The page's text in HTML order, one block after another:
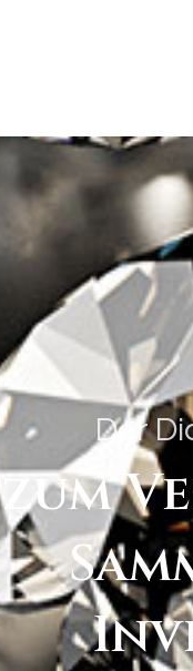
Der
zum